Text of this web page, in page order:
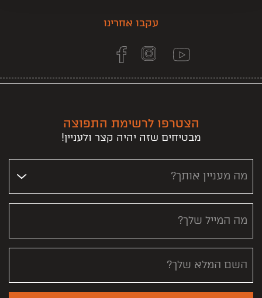
עקבו אחרינו
הצטרפו לרשימת התפוצה
מבטיחים שזה יהיה קצר ולעניין!
מה מעניין אותך?
מה המייל שלך?
השם המלא שלך?